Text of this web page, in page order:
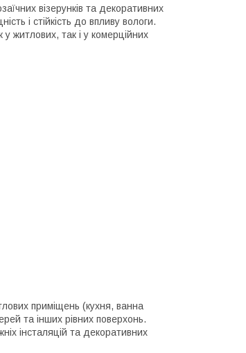
візерунків та декоративних
і стійкість до впливу вологи.
житлових, так і у комерційних
приміщень (кухня, ванна
та інших рівних поверхонь.
інсталяцій та декоративних